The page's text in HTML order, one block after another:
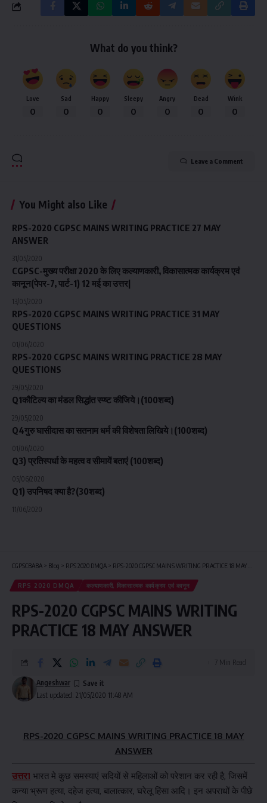
What do you think?
Love
0
Sad
0
Happy
0
Sleepy
0
Angry
0
Dead
0
Wink
0
Leave a Comment
You Might also Like
RPS-2020 CGPSC MAINS WRITING PRACTICE 27 MAY
ANSWER
31/05/2020
CGPSC-मुख्य परीक्षा 2020 के लिए कल्याणकारी, विकासात्मक कार्यक्रम एवं
कानून(पेपर-7, पार्ट-1) 12 मई का उत्तर|
13/05/2020
RPS-2020 CGPSC MAINS WRITING PRACTICE 31 MAY
QUESTIONS
01/06/2020
RPS-2020 CGPSC MAINS WRITING PRACTICE 28 MAY
QUESTIONS
29/05/2020
Q1कौटिल्य का मंडल सिद्धांत स्प्ष्ट कीजिये।(100शब्द)
29/05/2020
Q4गुरु घासीदास का सतनाम धर्म की विशेषता लिखिये।(100शब्द)
01/06/2020
Q3) प्रतिस्पर्धा के महत्व व सीमायें बताएं (100शब्द)
05/06/2020
Q1) उपनिषद क्या है?(30शब्द)
11/06/2020
CGPSCBABA > Blog > RPS 2020 DMQA > RPS-2020 CGPSC MAINS WRITING PRACTICE 18 MAY ANSWER
RPS 2020 DMQA कल्याणकारी, विकासात्मक कार्यक्रम एवं कानून
RPS-2020 CGPSC MAINS WRITING
PRACTICE 18 MAY ANSWER
Last updated: 21/05/2020 11:48 AM
Angeshwar
7 Min Read
RPS-2020 CGPSC MAINS WRITING PRACTICE 18 MAY
ANSWER
उत्तर1 भारत मे कुछ समस्याएं सदियों से महिलाओं को परेशान कर रही है, जिसमें
कन्या भ्रूण हत्या, दहेज हत्या, बालात्कार, घरेलू हिंसा आदि। इन अपराधों के पीछे